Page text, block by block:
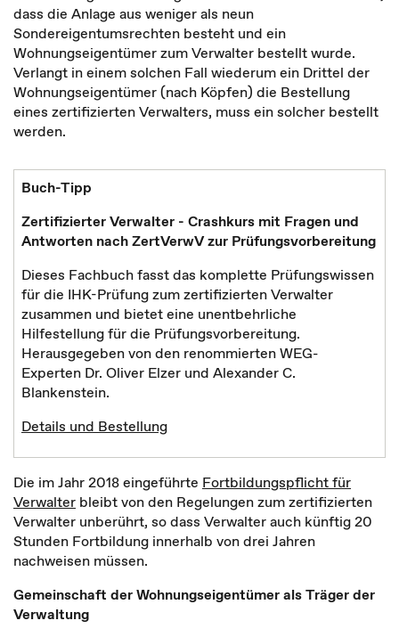
dass die Anlage aus weniger als neun
Sondereigentumsrechten besteht und ein
Wohnungseigentümer zum Verwalter bestellt wurde.
Verlangt in einem solchen Fall wiederum ein Drittel der
Wohnungseigentümer (nach Köpfen) die Bestellung
eines zertifizierten Verwalters, muss ein solcher bestellt
werden.
Buch-Tipp
Zertifizierter Verwalter - Crashkurs mit Fragen und
Antworten nach ZertVerwV zur Prüfungsvorbereitung
Dieses Fachbuch fasst das komplette Prüfungswissen
für die IHK-Prüfung zum zertifizierten Verwalter
zusammen und bietet eine unentbehrliche
Hilfestellung für die Prüfungsvorbereitung.
Herausgegeben von den renommierten WEG-
Experten Dr. Oliver Elzer und Alexander C.
Blankenstein.
Details und Bestellung
Die im Jahr 2018 eingeführte Fortbildungspflicht für
Verwalter bleibt von den Regelungen zum zertifizierten
Verwalter unberührt, so dass Verwalter auch künftig 20
Stunden Fortbildung innerhalb von drei Jahren
nachweisen müssen.
Gemeinschaft der Wohnungseigentümer als Träger der
Verwaltung